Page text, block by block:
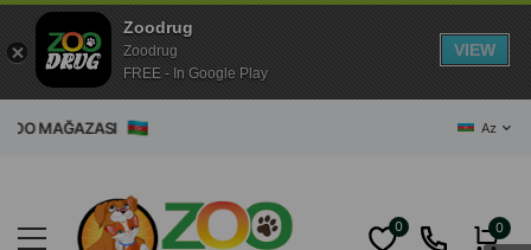
MAĞAZASI Az
0 0
Zoodrug
Zoodrug
FREE - In Google Play
VIEW